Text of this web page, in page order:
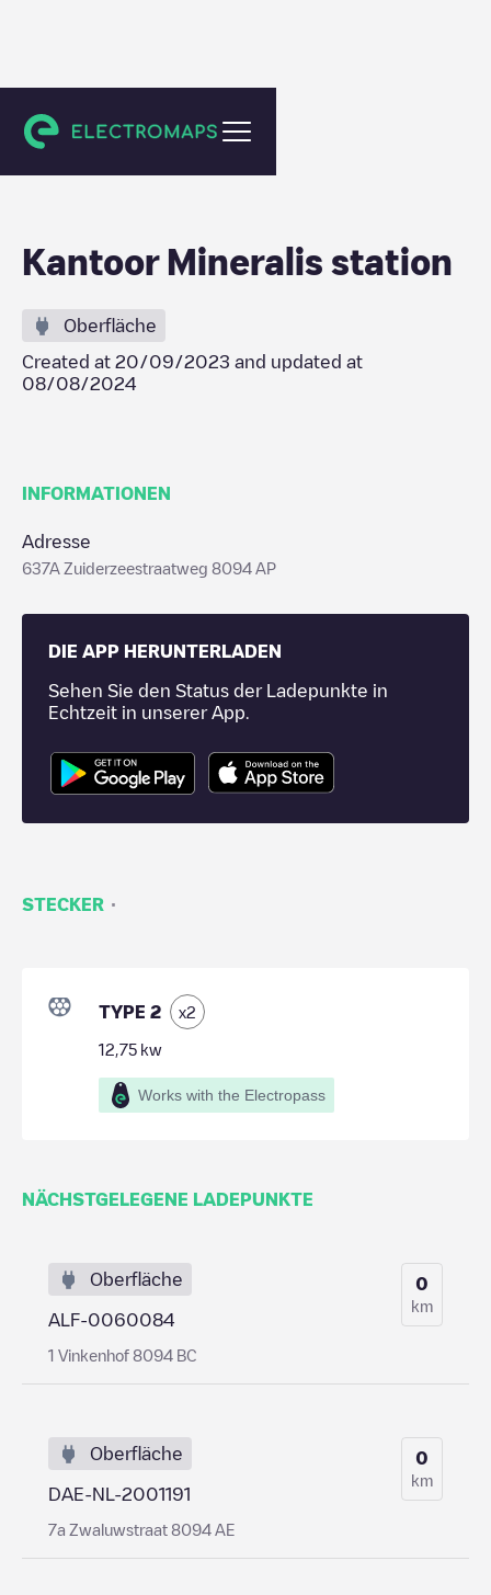
Hattemerbroek
Kantoor Mineralis station
Oberfläche
Created at 20/09/2023 and updated at
08/08/2024
INFORMATIONEN
Adresse
637A Zuiderzeestraatweg 8094 AP
DIE APP HERUNTERLADEN
Sehen Sie den Status der Ladepunkte in
Echtzeit in unserer App.
STECKER ·
TYPE 2 x2
12,75 kw
Works with the Electropass
NÄCHSTGELEGENE LADEPUNKTE
Oberfläche
ALF-0060084
1 Vinkenhof 8094 BC
0
km
Oberfläche
DAE-NL-2001191
7a Zwaluwstraat 8094 AE
0
km